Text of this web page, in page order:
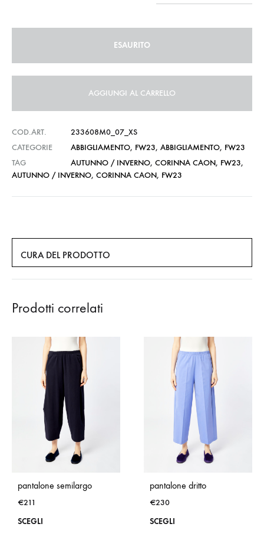
ESAURITO
AGGIUNGI AL CARRELLO
COD.ART.
233608M0_07_XS
CATEGORIE
ABBIGLIAMENTO, FW23, ABBIGLIAMENTO, FW23
TAG
AUTUNNO / INVERNO, CORINNA CAON, FW23,
AUTUNNO / INVERNO, CORINNA CAON, FW23
CURA DEL PRODOTTO
Prodotti correlati
pantalone semilargo
€211
SCEGLI
pantalone dritto
€230
SCEGLI